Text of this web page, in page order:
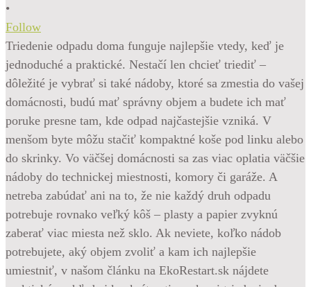
•
Follow
Triedenie odpadu doma funguje najlepšie vtedy, keď je
jednoduché a praktické. Nestačí len chcieť triediť –
dôležité je vybrať si také nádoby, ktoré sa zmestia do vašej
domácnosti, budú mať správny objem a budete ich mať
poruke presne tam, kde odpad najčastejšie vzniká. V
menšom byte môžu stačiť kompaktné koše pod linku alebo
do skrinky. Vo väčšej domácnosti sa zas viac oplatia väčšie
nádoby do technickej miestnosti, komory či garáže. A
netreba zabúdať ani na to, že nie každý druh odpadu
potrebuje rovnako veľký kôš – plasty a papier zvyknú
zaberať viac miesta než sklo. Ak neviete, koľko nádob
potrebujete, aký objem zvoliť a kam ich najlepšie
umiestniť, v našom článku na EkoRestart.sk nájdete